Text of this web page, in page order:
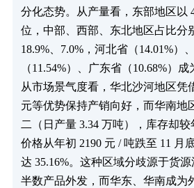
分化态势。从产量看，东部地区以
位，中部、西部、东北地区占比分
18.9%、7.0%，河北省（14.01%）
（11.54%）、广东省（10.68%）
从市场景气度看，华北沙河地区凭
元等优势保持产销向好，而华南地
二（日产量 3.34 万吨），库存却较
价格从年初 2190 元 / 吨跌至 11 月
达 35.16%。这种区域分歧源于货
半数产品外发，而华东、华南成为